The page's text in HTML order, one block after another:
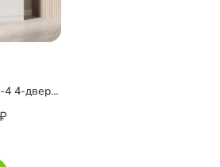
Распашной шкаф Монс-4 4-дверный